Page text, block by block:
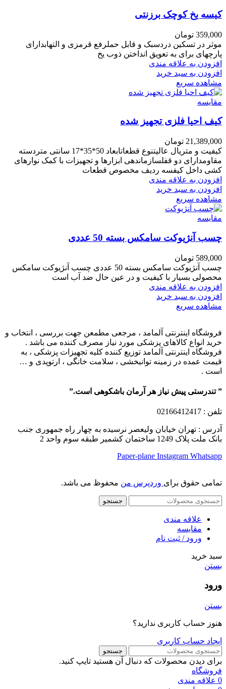
کیسه یخ کوچک برزنتی
359,000 تومان
موثر در تسکین دردسبک و قابل حملرفع قرمزی و التهابدارای
پارچهای برای به تعویق انداختن ذوب یخ
افزودن به علاقه مندی
افزودن به سبد خرید
مشاهده سریع
مقایسه
کیف احیا فلزی تجهیز شده
21,389,000 تومان
کیفیت و متریال عالیتنوع قطعاتابعاد 50*35*17 سانتی متردسته
مقاومدارای دو قفلسازماندهی ابزارها و تجهیزات با کمک نوارهای
کشی داخل کیفسه ردیف مخصوص قطعات
افزودن به علاقه مندی
افزودن به سبد خرید
مشاهده سریع
مقایسه
چسب آنژیوکت سامکس بسته 50 عددی
589,000 تومان
چسب آنژیوکت سامکس بسته 50 عددی چسب آنژیوکت سامکس
محصولی بسیار با کیفیت و در عین حال ضد آب است
افزودن به علاقه مندی
افزودن به سبد خرید
مشاهده سریع
فروشگاه اینترنتی آلمامد ، مرجعی مطمعن جهت بررسی ، انتخاب و
خرید انواع کالاهای پزشکی مورد نیاز مصرف کننده می باشد .
فروشگاه اینترنتی آلمامد توزیع کننده کلیه تجهیزات پزشکی ، به
قیمت عمده در زمینه توانبخشی ، سلامت خانگی ، ارتوپدی و …
است .
” تندرستی پیش نیاز هر آرمان باشکوهی است.”
تلفن : 02166412417
آدرس : تهران خیابان ولیعصر نرسیده به چهار راه جمهوری جنب
بانک ملت پلاک 1249 ساختمان کشمیر طبقه سوم واحد 2
Paper-plane Instagram Whatsapp
تمامی حقوق برای وردپرس من محفوظ می باشد.
جستجو
علاقه مندی
مقایسه
ورود / ثبت نام
سبد خرید
بستن
ورود
بستن
هنوز حساب کاربری ندارید؟
ایجاد حساب کاربری
جستجو
برای دیدن محصولات که دنبال آن هستید تایپ کنید.
فروشگاه
0 علاقه مندی